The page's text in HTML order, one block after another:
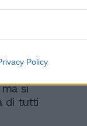
Policy
si
di tutti